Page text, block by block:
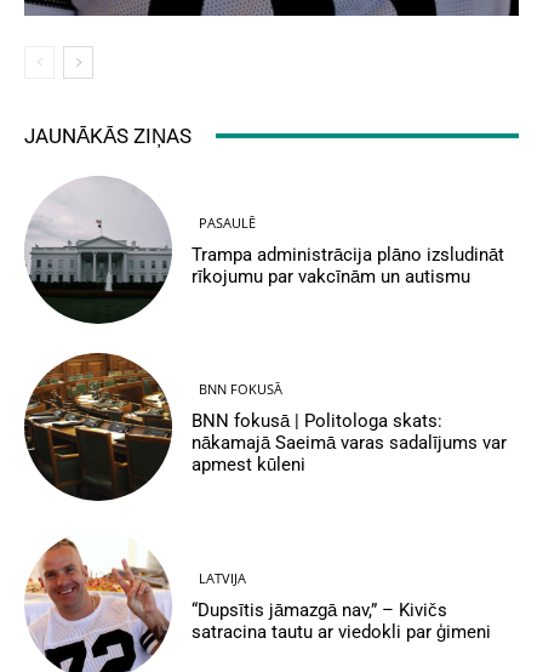
JAUNĀKĀS ZIŅAS
PASAULĒ
Trampa administrācija plāno izsludināt
rīkojumu par vakcīnām un autismu
BNN FOKUSĀ
BNN fokusā | Politologa skats:
nākamajā Saeimā varas sadalījums var
apmest kūleni
LATVIJA
“Dupsītis jāmazgā nav,” – Kivičs
satracina tautu ar viedokli par ģimeni